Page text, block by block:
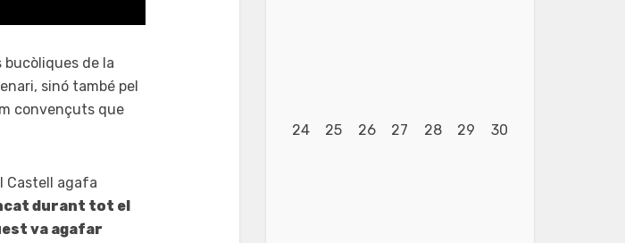
bucòliques de la
sinó també pel
convençuts que
Castell agafa
durant tot el
va agafar
24 25 26 27 28 29 30